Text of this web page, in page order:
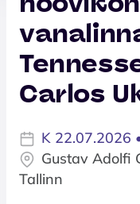
Carlos
K 22.07.2026
Gustav Adolfi
Tallinn